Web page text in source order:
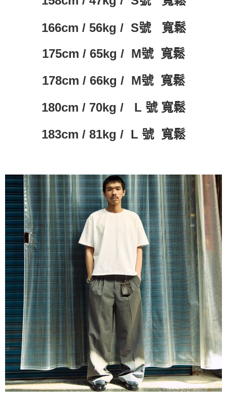
166cm / 56kg / S號 寬鬆
175cm / 65kg / M號 寬鬆
178cm / 66kg / M號 寬鬆
180cm / 70kg / L 號 寬鬆
183cm / 81kg / L 號 寬鬆